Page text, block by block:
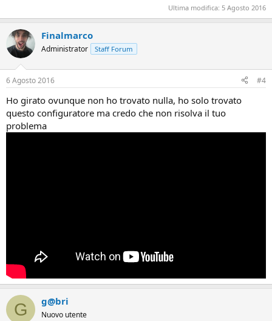
Ultima modifica: 5 Agosto 2016
Finalmarco
Administrator Staff Forum
6 Agosto 2016 #4
Ho girato ovunque non ho trovato nulla, ho solo trovato
questo configuratore ma credo che non risolva il tuo
problema
G g@bri
Nuovo utente